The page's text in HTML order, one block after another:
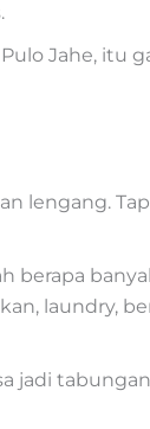
Jahe, itu
lengang.
berapa
laundry,
jadi